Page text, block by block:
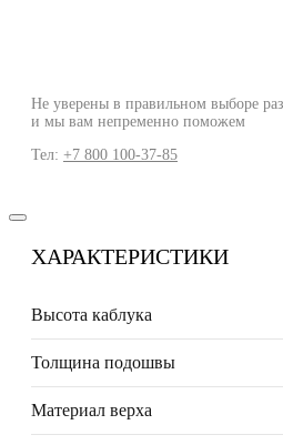
Не уверены в правильном выборе
и мы вам непременно поможем
Тел: +7 800 100-37-85
ХАРАКТЕРИСТИКИ
Высота каблука
Толщина подошвы
Материал верха